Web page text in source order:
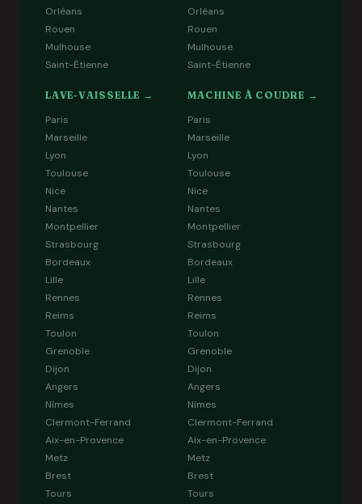
Orléans
Rouen
Mulhouse
Saint-Étienne
Orléans
Rouen
Mulhouse
Saint-Étienne
LAVE-VAISSELLE →
Paris
Marseille
Lyon
Toulouse
Nice
Nantes
Montpellier
Strasbourg
Bordeaux
Lille
Rennes
Reims
Toulon
Grenoble
Dijon
Angers
Nîmes
Clermont-Ferrand
Aix-en-Provence
Metz
Brest
Tours
MACHINE À COUDRE →
Paris
Marseille
Lyon
Toulouse
Nice
Nantes
Montpellier
Strasbourg
Bordeaux
Lille
Rennes
Reims
Toulon
Grenoble
Dijon
Angers
Nîmes
Clermont-Ferrand
Aix-en-Provence
Metz
Brest
Tours